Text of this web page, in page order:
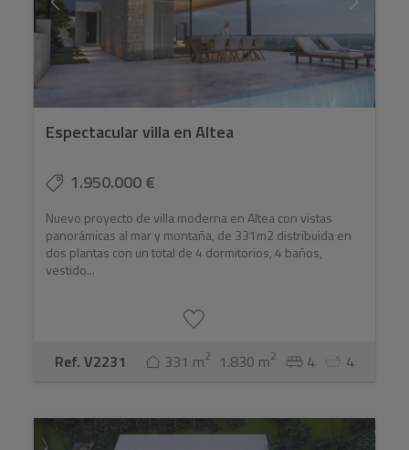
Espectacular villa en Altea
1.950.000 €
Nuevo proyecto de villa moderna en Altea con vistas
panorámicas al mar y montaña, de 331m2 distribuida en
dos plantas con un total de 4 dormitorios, 4 baños,
vestido...
Ref. V2231 331 m2 1.830 m2 4 4